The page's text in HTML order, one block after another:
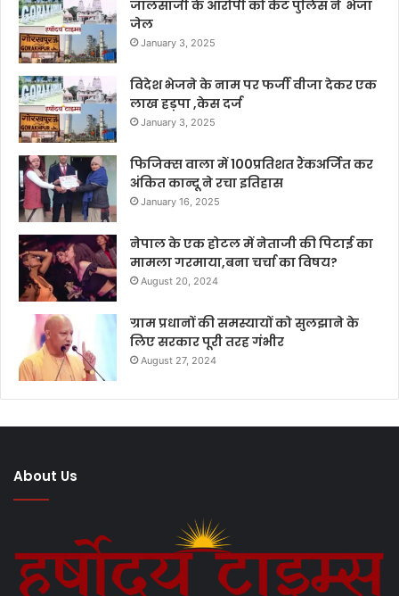
जालसाजी के आरोपी को कैंट पुलिस ने भेजा
जेल
January 3, 2025
विदेश भेजने के नाम पर फर्जी वीजा देकर एक
लाख हड़पा ,केस दर्ज
January 3, 2025
फिजिक्स वाला में 100प्रतिशत रैंकअर्जित कर
अंकित कान्दू ने रचा इतिहास
January 16, 2025
नेपाल के एक होटल में नेताजी की पिटाई का
मामला गरमाया,बना चर्चा का विषय?
August 20, 2024
ग्राम प्रधानों की समस्यायों को सुलझाने के
लिए सरकार पूरी तरह गंभीर
August 27, 2024
About Us